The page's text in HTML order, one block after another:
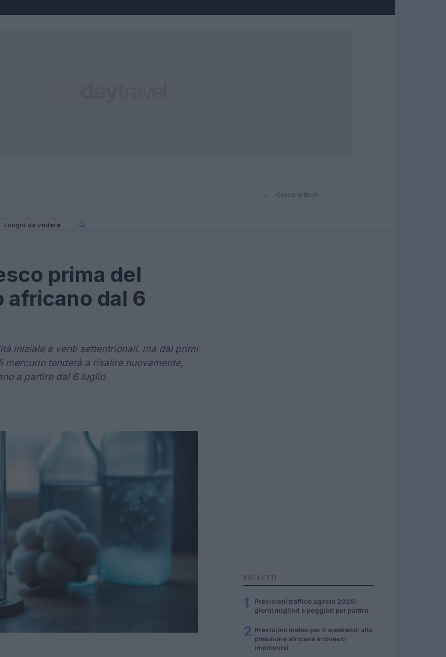
Cerca
Luoghi da vedere
prima del
africano dal 6
iniziale e venti settentrionali, ma dai primi
tenderà a risalire nuovamente,
a partire dal 6 luglio
PIÙ LETTI
1
Previsioni traffico agosto 2026:
giorni migliori e peggiori per partire
2 Previsioni meteo per il weekend: alta
pressione africana e rovesci
improvvisi